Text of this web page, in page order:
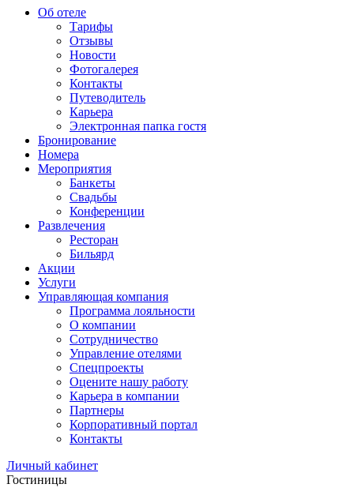
Об отеле
Тарифы
Отзывы
Новости
Фотогалерея
Контакты
Путеводитель
Карьера
Электронная папка гостя
Бронирование
Номера
Мероприятия
Банкеты
Свадьбы
Конференции
Развлечения
Ресторан
Бильярд
Акции
Услуги
Управляющая компания
Программа лояльности
О компании
Сотрудничество
Управление отелями
Спецпроекты
Оцените нашу работу
Карьера в компании
Партнеры
Корпоративный портал
Контакты
Личный кабинет
Гостиницы